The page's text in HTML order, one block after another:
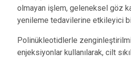
olmayan işlem, geleneksel göz
yenileme tedavilerine etkileyici
Polinükleotidlerle
enjeksiyonlar kullanılarak, cilt